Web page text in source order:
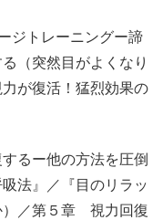
ジトレーニングー諦
（突然目がよくなり
が復活！猛烈効果の
るー他の方法を圧倒
法』／『目のリラッ
／第５章 視力回復